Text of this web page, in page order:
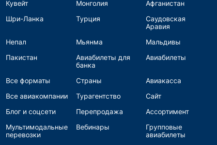
Кувейт
Монголия
Афганистан
Шри-Ланка
Турция
Саудовская
Аравия
Непал
Мьянма
Мальдивы
Пакистан
Авиабилеты для
банка
Авиабилеты
Все форматы Страны
Авиакасса
Все авиакомпании
Турагентство
Сайт
Блог и соцсети
Перепродажа
Ассортимент
Мультимодальные
перевозки
Вебинары
Групповые
авиабилеты